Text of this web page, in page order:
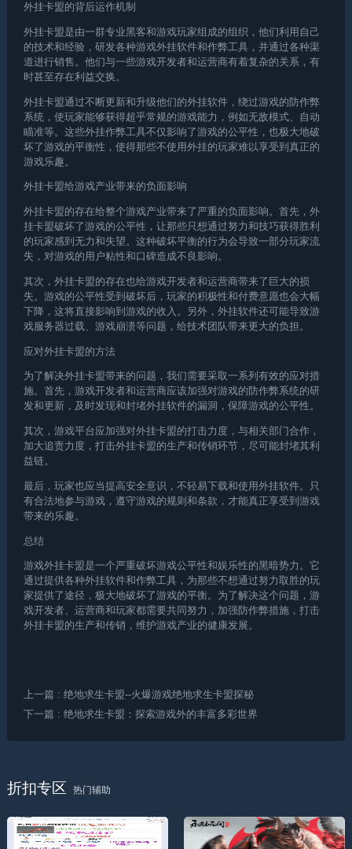
外挂卡盟的背后运作机制
外挂卡盟是由一群专业黑客和游戏玩家组成的组织，他们利用自己
的技术和经验，研发各种游戏外挂软件和作弊工具，并通过各种渠
道进行销售。他们与一些游戏开发者和运营商有着复杂的关系，有
时甚至存在利益交换。
外挂卡盟通过不断更新和升级他们的外挂软件，绕过游戏的防作弊
系统，使玩家能够获得超乎常规的游戏能力，例如无敌模式、自动
瞄准等。这些外挂作弊工具不仅影响了游戏的公平性，也极大地破
坏了游戏的平衡性，使得那些不使用外挂的玩家难以享受到真正的
游戏乐趣。
外挂卡盟给游戏产业带来的负面影响
外挂卡盟的存在给整个游戏产业带来了严重的负面影响。首先，外
挂卡盟破坏了游戏的公平性，让那些只想通过努力和技巧获得胜利
的玩家感到无力和失望。这种破坏平衡的行为会导致一部分玩家流
失，对游戏的用户粘性和口碑造成不良影响。
其次，外挂卡盟的存在也给游戏开发者和运营商带来了巨大的损
失。游戏的公平性受到破坏后，玩家的积极性和付费意愿也会大幅
下降，这将直接影响到游戏的收入。另外，外挂软件还可能导致游
戏服务器过载、游戏崩溃等问题，给技术团队带来更大的负担。
应对外挂卡盟的方法
为了解决外挂卡盟带来的问题，我们需要采取一系列有效的应对措
施。首先，游戏开发者和运营商应该加强对游戏的防作弊系统的研
发和更新，及时发现和封堵外挂软件的漏洞，保障游戏的公平性。
其次，游戏平台应加强对外挂卡盟的打击力度，与相关部门合作，
加大追责力度，打击外挂卡盟的生产和传销环节，尽可能封堵其利
益链。
最后，玩家也应当提高安全意识，不轻易下载和使用外挂软件。只
有合法地参与游戏，遵守游戏的规则和条款，才能真正享受到游戏
带来的乐趣。
总结
游戏外挂卡盟是一个严重破坏游戏公平性和娱乐性的黑暗势力。它
通过提供各种外挂软件和作弊工具，为那些不想通过努力取胜的玩
家提供了途径，极大地破坏了游戏的平衡。为了解决这个问题，游
戏开发者、运营商和玩家都需要共同努力，加强防作弊措施，打击
外挂卡盟的生产和传销，维护游戏产业的健康发展。
上一篇 : 绝地求生卡盟--火爆游戏绝地求生卡盟探秘
下一篇 : 绝地求生卡盟：探索游戏外的丰富多彩世界
折扣专区 热门辅助